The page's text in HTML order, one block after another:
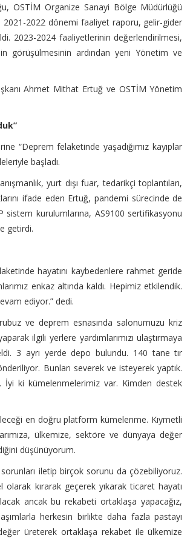
OSTİM Organize Sanayi Bölge Müdürlüğü
2021-2022 dönemi faaliyet raporu, gelir-gider
2023-2024 faaliyetlerinin değerlendirilmesi,
görüşülmesinin ardından yeni Yönetim ve
Ahmet Mithat Ertuğ ve OSTİM Yönetim
“Deprem felaketinde yaşadığımız kayıplar
başladı.
yurt dışı fuar, tedarikçi toplantıları,
ifade eden Ertuğ, pandemi sürecinde de
kurulumlarına, AS9100 sertifikasyonu
getirdi.
hayatını kaybedenlere rahmet geride
enkaz altında kaldı. Hepimiz etkilendik.
ediyor.” dedi.
ve deprem esnasında salonumuzu kriz
ilgili yerlere yardımlarımızı ulaştırmaya
3 ayrı yerde depo bulundu. 140 tane tır
Bunları severek ve isteyerek yaptık.
ki kümelenmelerimiz var. Kimden destek
en doğru platform kümelenme. Kıymetli
ülkemize, sektöre ve dünyaya değer
düşünüyorum.
iletip birçok sorunu da çözebiliyoruz.
kırarak geçerek yıkarak ticaret hayatı
ancak bu rekabeti ortaklaşa yapacağız,
herkesin birlikte daha fazla pastayı
üreterek ortaklaşa rekabet ile ülkemize